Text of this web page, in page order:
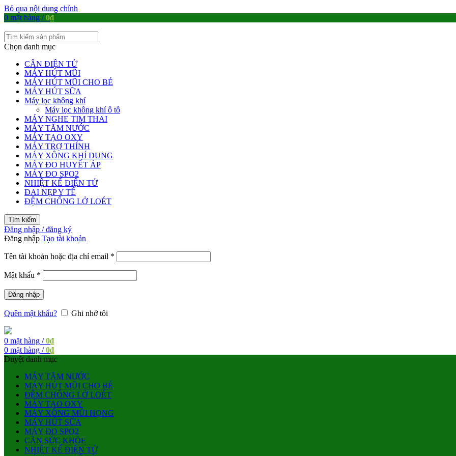
Bỏ qua nội dung chính
0 mặt hàng / 0₫
Chọn danh mục
CÂN ĐIỆN TỬ
MÁY HÚT MŨI
MÁY HÚT MŨI CHO BÉ
MÁY HÚT SỮA
Máy lọc không khí
Máy lọc không khí ô tô
MÁY NGHE TIM THAI
MÁY TĂM NƯỚC
MÁY TẠO OXY
MÁY TRỢ THÍNH
MÁY XÔNG KHÍ DUNG
MÁY ĐO HUYẾT ÁP
MÁY ĐO SPO2
NHIỆT KẾ ĐIỆN TỬ
ĐAI NẸP Y TẾ
ĐỆM CHỐNG LỞ LOÉT
Tìm kiếm
Đăng nhập / đăng ký
Đăng nhập Tạo tài khoản
Tên tài khoản hoặc địa chỉ email *
buộc
Mật khẩu *
buộc
Đăng nhập
Quên mật khẩu? Ghi nhớ tôi
0 mặt hàng / 0₫
0 mặt hàng / 0₫
Duyệt danh mục
MÁY TĂM NƯỚC
MÁY HÚT MŨI CHO BÉ
ĐỆM CHỐNG LỞ LOÉT
MÁY TẠO OXY
MÁY XÔNG MŨI HỌNG
MÁY HÚT SỮA
MÁY ĐO SPO2
CÂN SỨC KHỎE
NHIỆT KẾ ĐIỆN TỬ